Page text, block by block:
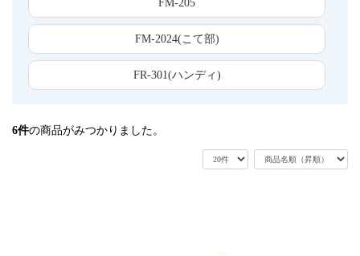
FM-205
FM-2024(こて部)
FR-301(ハンディ)
6件の商品がみつかりました。